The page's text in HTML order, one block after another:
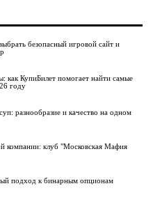
безопасный игровой сайт и
как КупиБилет помогает найти самые
году
разнообразие и качество на одном
компании: клуб "Московская Мафия
подход к бинарным опционам